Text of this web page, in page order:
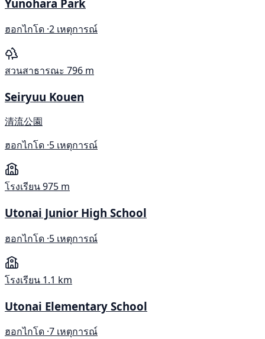
Yunohara Park
ฮอกไกโด ·2 เหตุการณ์
สวนสาธารณะ 796 m
Seiryuu Kouen
清流公園
ฮอกไกโด ·5 เหตุการณ์
โรงเรียน975 m
Utonai Junior High School
ฮอกไกโด ·5 เหตุการณ์
โรงเรียน 1.1 km
Utonai Elementary School
ฮอกไกโด ·7 เหตุการณ์